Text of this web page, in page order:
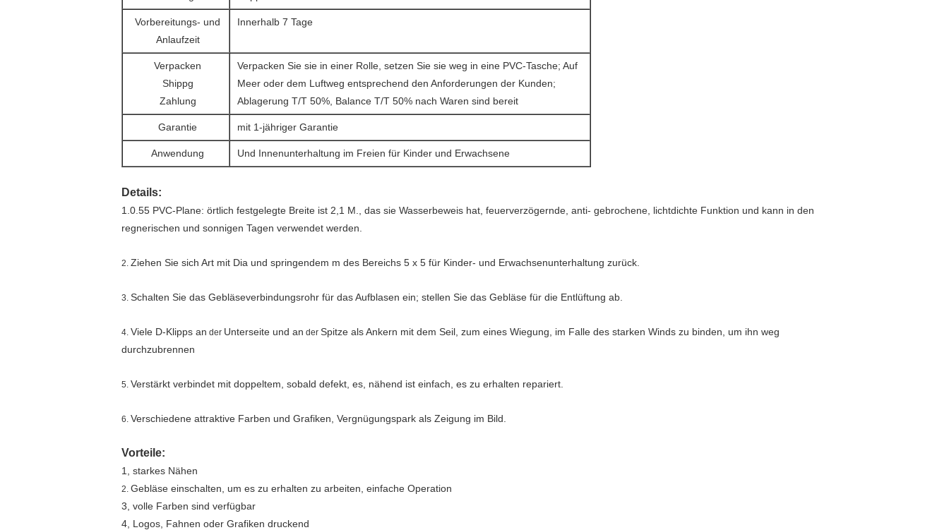
Vorbereitungs- und
Anlaufzeit
Innerhalb 7 Tage
Verpacken
Shippg
Zahlung
Verpacken Sie sie in einer Rolle, setzen Sie sie weg in eine PVC-Tasche; Auf
Meer oder dem Luftweg entsprechend den Anforderungen der Kunden;
Ablagerung T/T 50%, Balance T/T 50% nach Waren sind bereit
Garantie mit 1-jähriger Garantie
Anwendung Und Innenunterhaltung im Freien für Kinder und Erwachsene
Details:
1.0.55 PVC-Plane: örtlich festgelegte Breite ist 2,1 M., das sie Wasserbeweis hat, feuerverzögernde, anti- gebrochene, lichtdichte Funktion und kann in den
regnerischen und sonnigen Tagen verwendet werden.
2. Ziehen Sie sich Art mit Dia und springendem m des Bereichs 5 x 5 für Kinder- und Erwachsenunterhaltung zurück.
3. Schalten Sie das Gebläseverbindungsrohr für das Aufblasen ein; stellen Sie das Gebläse für die Entlüftung ab.
4. Viele D-Klipps an der Unterseite und an der Spitze als Ankern mit dem Seil, zum eines Wiegung, im Falle des starken Winds zu binden, um ihn weg
durchzubrennen
5. Verstärkt verbindet mit doppeltem, sobald defekt, es, nähend ist einfach, es zu erhalten repariert.
6. Verschiedene attraktive Farben und Grafiken, Vergnügungspark als Zeigung im Bild.
Vorteile:
1, starkes Nähen
2. Gebläse einschalten, um es zu erhalten zu arbeiten, einfache Operation
3, volle Farben sind verfügbar
4, Logos, Fahnen oder Grafiken druckend